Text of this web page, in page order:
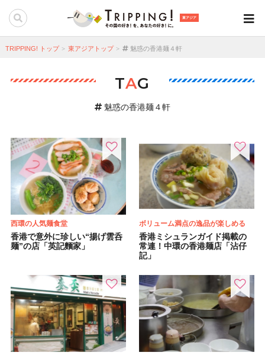
東アジア
TRIPPING! トップ 東アジアトップ 魅惑の香港麺４軒
TAG
魅惑の香港麺４軒
西環の人気麺食堂
香港で意外に珍しい“揚げ雲呑
麺”の店「英記麵家」
ボリューム満点の逸品が楽しめる
香港ミシュランガイド掲載の
常連！中環の香港麺店「沾仔
記」